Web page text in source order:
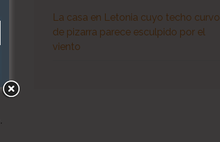
La casa en Letonia cuyo techo curvo
de pizarra parece esculpido por el
viento